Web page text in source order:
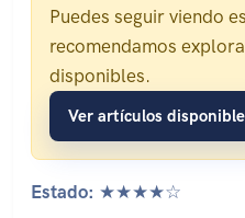
Puedes seguir viendo
recomendamos
disponibles.
Ver artículos
Estado: ★★★★☆